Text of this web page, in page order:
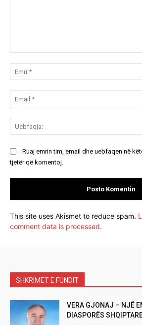
Ruaj emrin tim, email dhe uebfaqen në
tjetër që komentoj.
This site uses Akismet to reduce spam.
comment data is processed.
SHKRIMET E FUNDIT
VERA GJONAJ – NJË
DIASPORËS